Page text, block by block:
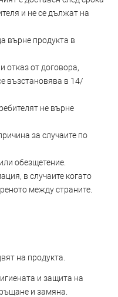
и не се дължат на
върне продукта в
отказ от договора,
възстановява в 14/
не върне
за случаите по
обезщетение.
в случаите когато
между страните.
на продукта.
и защита на
и замяна.